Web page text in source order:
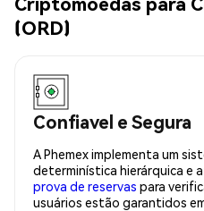
(ORD)
Confiavel e Segura
A Phemex implementa um
determinística hierárquica e
prova de reservas para
usuários estão garantidos